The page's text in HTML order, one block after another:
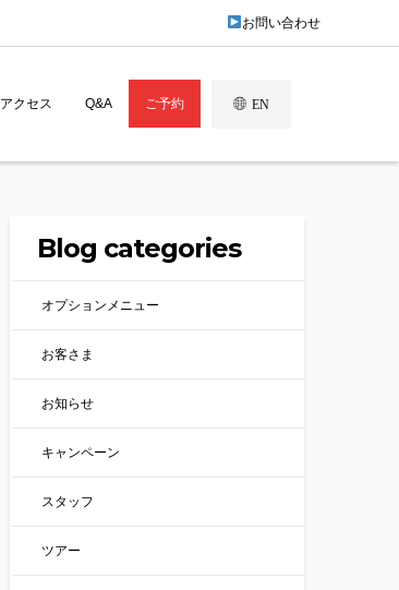
お問い合わせ
アクセス Q&A ご予約 EN
Blog categories
オプションメニュー
お客さま
お知らせ
キャンペーン
スタッフ
ツアー